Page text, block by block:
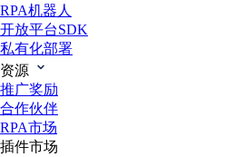
RPA机器人
开放平台SDK
私有化部署
资源
推广奖励
合作伙伴
RPA市场
插件市场